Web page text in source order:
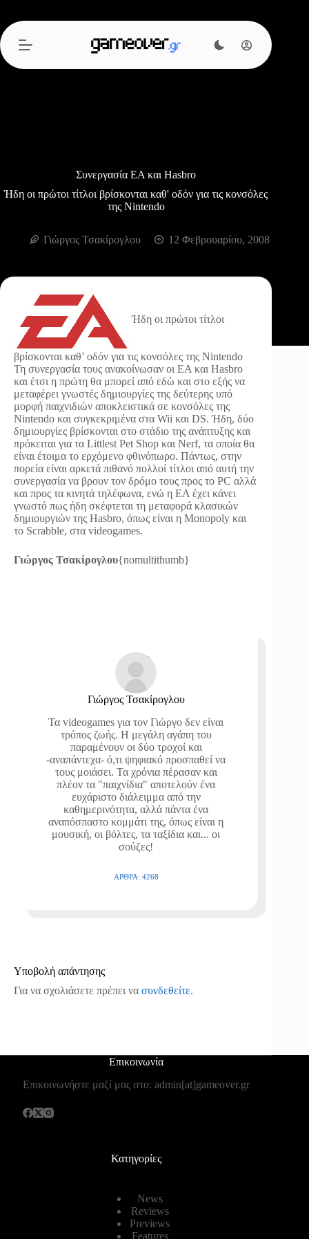
περιεχόμενο
Συνεργασία ΕΑ και Hasbro
Ήδη οι πρώτοι τίτλοι βρίσκονται καθ' οδόν για τις κονσόλες
της Nintendo
Γιώργος Τσακίρογλου 12 Φεβρουαρίου, 2008
Ήδη οι πρώτοι τίτλοι
βρίσκονται καθ’ οδόν για τις κονσόλες της Nintendo
Τη συνεργασία τους ανακοίνωσαν οι EA και Hasbro
και έτσι η πρώτη θα μπορεί από εδώ και στο εξής να
μεταφέρει γνωστές δημιουργίες της δεύτερης υπό
μορφή παιχνιδιών αποκλειστικά σε κονσόλες της
Nintendo και συγκεκριμένα στα Wii και DS. Ήδη, δύο
δημιουργίες βρίσκονται στο στάδιο της ανάπτυξης και
πρόκειται για τα Littlest Pet Shop και Nerf, τα οποία θα
είναι έτοιμα το ερχόμενο φθινόπωρο. Πάντως, στην
πορεία είναι αρκετά πιθανό πολλοί τίτλοι από αυτή την
συνεργασία να βρουν τον δρόμο τους προς το PC αλλά
και προς τα κινητά τηλέφωνα, ενώ η ΕΑ έχει κάνει
γνωστό πως ήδη σκέφτεται τη μεταφορά κλασικών
δημιουργιών της Hasbro, όπως είναι η Monopoly και
το Scrabble, στα videogames.
Γιώργος Τσακίρογλου{nomultithumb}
Γιώργος Τσακίρογλου
Τα videogames για τον Γιώργο δεν είναι
τρόπος ζωής. Η μεγάλη αγάπη του
παραμένουν οι δύο τροχοί και
-αναπάντεχα- ό,τι ψηφιακό προσπαθεί να
τους μοιάσει. Τα χρόνια πέρασαν και
πλέον τα "παιχνίδια" αποτελούν ένα
ευχάριστο διάλειμμα από την
καθημερινότητα, αλλά πάντα ένα
αναπόσπαστο κομμάτι της, όπως είναι η
μουσική, οι βόλτες, τα ταξίδια και... οι
σούζες!
ΆΡΘΡΑ: 4268
Υποβολή απάντησης
Για να σχολιάσετε πρέπει να συνδεθείτε.
Επικοινωνία
Επικοινωνήστε μαζί μας στο: admin[at]gameover.gr
Κατηγορίες
News
Reviews
Previews
Features